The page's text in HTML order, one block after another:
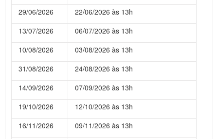
29/06/2026
22/06/2026 às 13h
13/07/2026
06/07/2026 às 13h
10/08/2026
03/08/2026 às 13h
31/08/2026
24/08/2026 às 13h
14/09/2026
07/09/2026 às 13h
19/10/2026
12/10/2026 às 13h
16/11/2026
09/11/2026 às 13h